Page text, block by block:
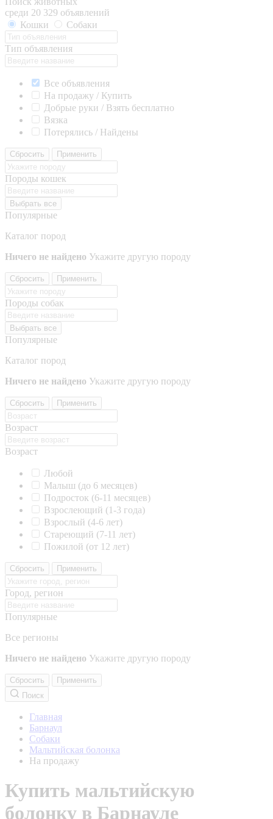
среди 20 329 объявлений
Кошки
Собаки
Тип объявления
Все объявления
На продажу / Купить
Добрые руки / Взять бесплатно
Вязка
Потерялись / Найдены
Сбросить Применить
Породы кошек
Выбрать все
Популярные
Каталог пород
Ничего не найдено Укажите другую породу
Сбросить Применить
Породы собак
Выбрать все
Популярные
Каталог пород
Ничего не найдено Укажите другую породу
Сбросить Применить
Возраст
Возраст
Любой
Малыш (до 6 месяцев)
Подросток (6-11 месяцев)
Взрослеющий (1-3 года)
Взрослый (4-6 лет)
Стареющий (7-11 лет)
Пожилой (от 12 лет)
Сбросить Применить
Город, регион
Популярные
Все регионы
Ничего не найдено Укажите другую породу
Сбросить
Применить
Поиск
Главная
Барнаул
Собаки
Мальтийская болонка
На продажу
Купить мальтийскую
болонку в Барнауле